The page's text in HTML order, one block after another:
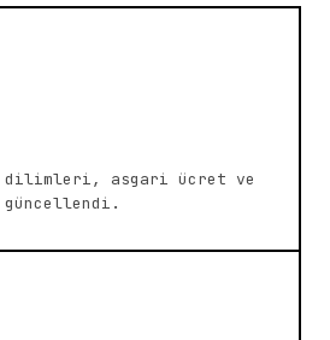
dilimleri, asgari ücret ve